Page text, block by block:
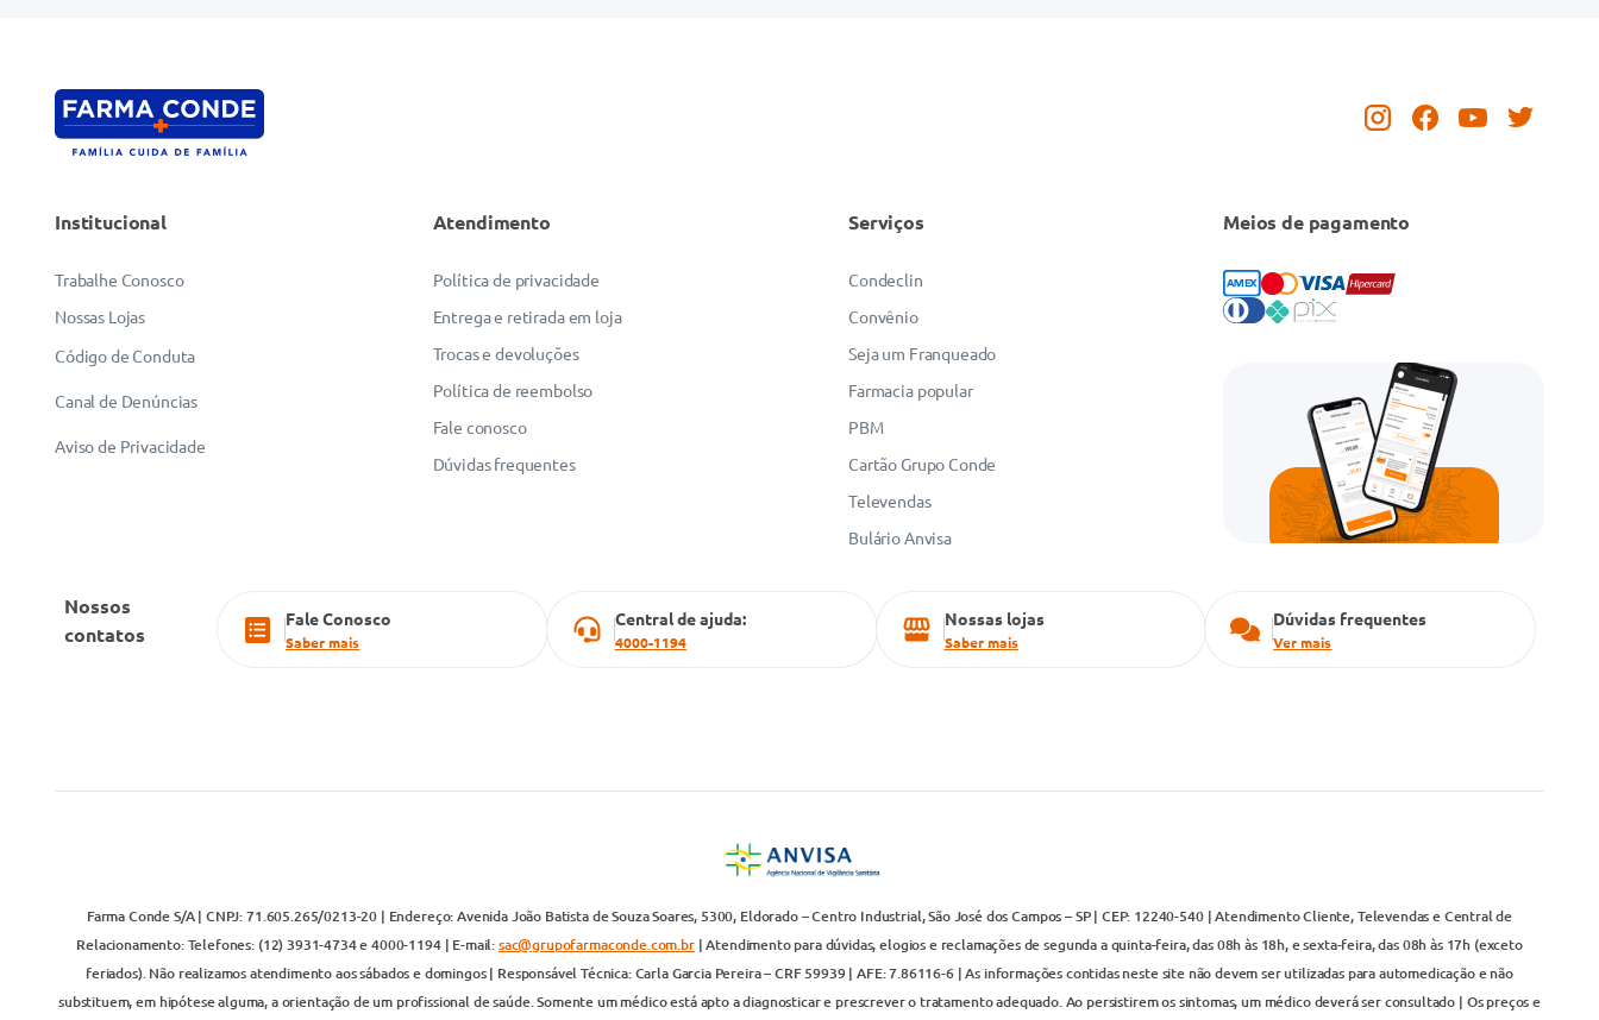
Institucional
Trabalhe Conosco
Nossas Lojas
Código de Conduta
Canal de Denúncias
Aviso de Privacidade
Atendimento
Política de privacidade
Entrega e retirada em loja
Trocas e devoluções
Política de reembolso
Fale conosco
Dúvidas frequentes
Serviços
Condeclin
Convênio
Seja um Franqueado
Farmacia popular
PBM
Cartão Grupo Conde
Televendas
Bulário Anvisa
Meios de pagamento
Nossos
contatos
Fale Conosco
Saber mais
Central de ajuda:
4000-1194
Nossas lojas
Saber mais
Dúvidas frequentes
Ver mais
Farma Conde S/A | CNPJ: 71.605.265/0213-20 | Endereço: Avenida João Batista de Souza Soares, 5300, Eldorado – Centro Industrial, São José dos Campos – SP | CEP: 12240-540 | Atendimento Cliente, Televendas e Central de
Relacionamento: Telefones: (12) 3931-4734 e 4000-1194 | E-mail:sac@grupofarmaconde.com.br| Atendimento para dúvidas, elogios e reclamações de segunda a quinta-feira, das 08h às 18h, e sexta-feira, das 08h às 17h (exceto
feriados). Não realizamos atendimento aos sábados e domingos | Responsável Técnica: Carla Garcia Pereira – CRF 59939 | AFE: 7.86116-6 | As informações contidas neste site não devem ser utilizadas para automedicação e não
substituem, em hipótese alguma, a orientação de um profissional de saúde. Somente um médico está apto a diagnosticar e prescrever o tratamento adequado. Ao persistirem os sintomas, um médico deverá ser consultado | Os preços e